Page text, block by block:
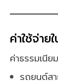
ค่าใช้จ่าย
ค่าธรรมเนี
รถยนต์ส